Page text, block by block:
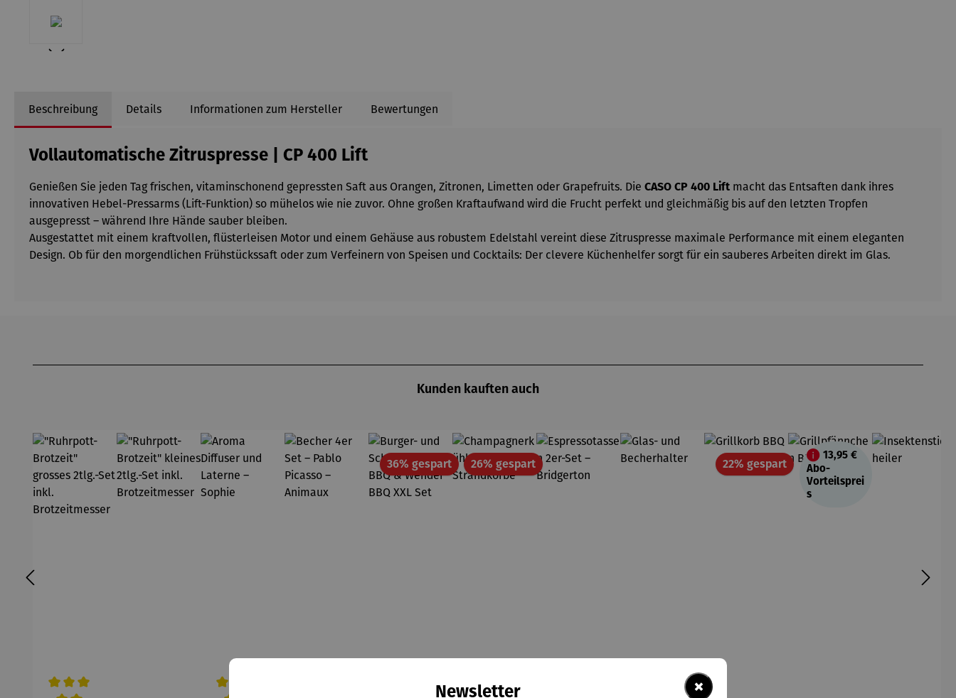
Beschreibung Details Informationen zum Hersteller Bewertungen
Vollautomatische Zitruspresse | CP 400 Lift
Genießen Sie jeden Tag frischen, vitaminschonend gepressten Saft aus Orangen, Zitronen, Limetten oder Grapefruits. Die CASO CP 400 Lift macht das Entsaften dank ihres
innovativen Hebel-Pressarms (Lift-Funktion) so mühelos wie nie zuvor. Ohne großen Kraftaufwand wird die Frucht perfekt und gleichmäßig bis auf den letzten Tropfen
ausgepresst – während Ihre Hände sauber bleiben.
Ausgestattet mit einem kraftvollen, flüsterleisen Motor und einem Gehäuse aus robustem Edelstahl vereint diese Zitruspresse maximale Performance mit einem eleganten
Design. Ob für den morgendlichen Frühstückssaft oder zum Verfeinern von Speisen und Cocktails: Der clevere Küchenhelfer sorgt für ein sauberes Arbeiten direkt im Glas.
Kunden kauften auch
36% gespartRabatt26% gespartRabatt 22% gespartRabatt
13,95 €
Abo-
Vorteilsprei
s
×
Newsletter